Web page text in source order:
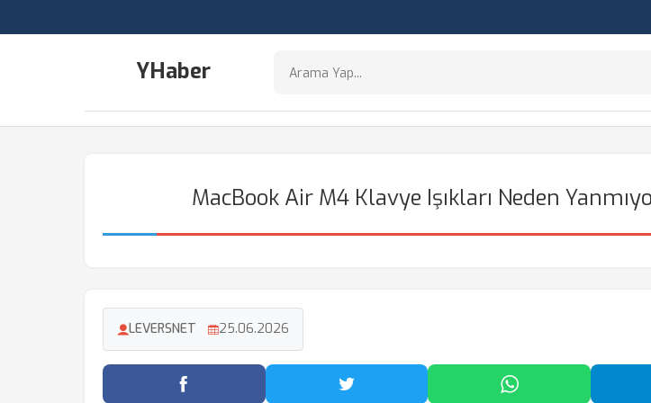
YHaber
MacBook Air M4 Klavye Işıkları Neden
LEVERSNET 25.06.2026